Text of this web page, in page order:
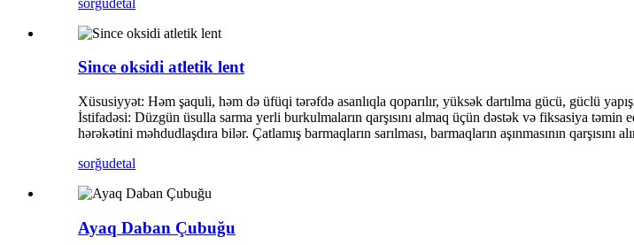
Since oksidi atletik lent
Xüsusiyyət: Həm şaquli, həm də üfüqi tərəfdə asanlıqla qoparılır, yüksək dartılma gücü, güclü
İstifadəsi: Düzgün üsulla sarma yerli burkulmaların qarşısını almaq üçün dəstək və fiksasiya
hərəkətini məhdudlaşdıra bilər. Çatlamış barmaqların sarılması, barmaqların aşınmasının qarşısını
sorğudetal
Ayaq Daban Çubuğu